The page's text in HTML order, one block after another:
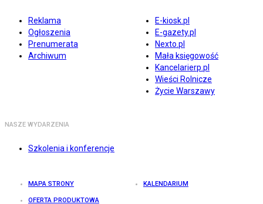
Reklama
Ogłoszenia
Prenumerata
Archiwum
E-kiosk.pl
E-gazety.pl
Nexto.pl
Mała księgowość
Kancelarierp.pl
Wieści Rolnicze
Życie Warszawy
NASZE WYDARZENIA
Szkolenia i konferencje
MAPA STRONY KALENDARIUM
OFERTA PRODUKTOWA